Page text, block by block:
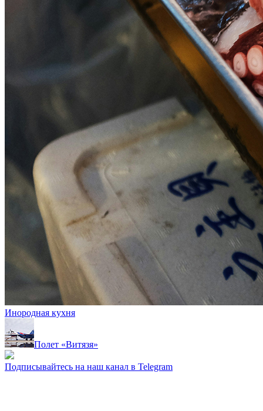
Инородная кухня
Полет «Витязя»
Подписывайтесь на наш канал в Telegram